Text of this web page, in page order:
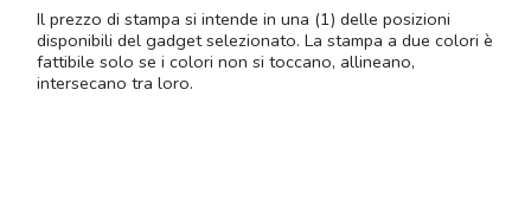
Il prezzo di stampa si intende in una (1) delle posizioni
disponibili del gadget selezionato. La stampa a due colori è
fattibile solo se i colori non si toccano, allineano,
intersecano tra loro.